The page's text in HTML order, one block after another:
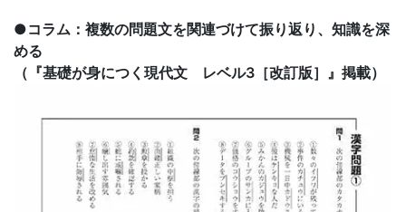
●コラム：複数の問題文を関連づけて振り返り、知識を深
める
（『基礎が身につく現代文 レベル3［改訂版］』掲載）